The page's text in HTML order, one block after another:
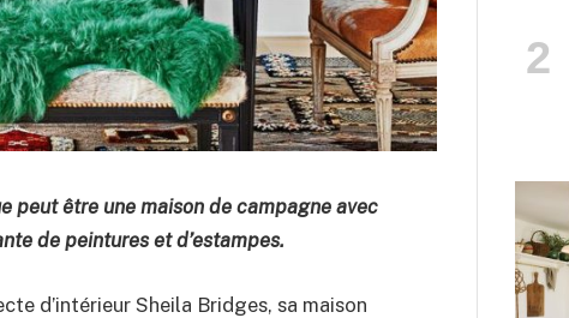
peut être une maison de campagne avec
de peintures et d’estampes.
d’intérieur Sheila Bridges, sa maison